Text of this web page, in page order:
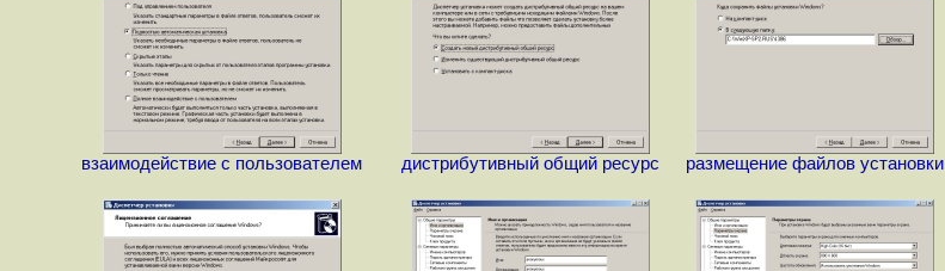
взаимодействие с пользователем дистрибутивный общий ресурс размещение файлов установки